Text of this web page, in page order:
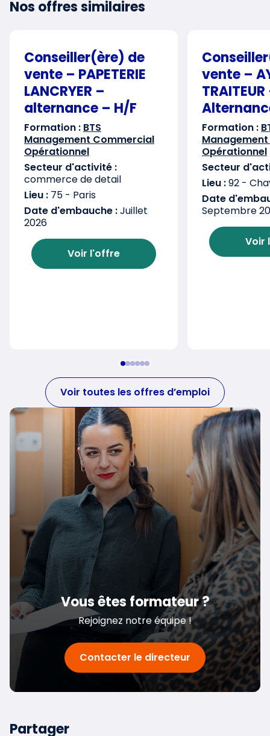
Nos offres similaires
Conseiller(ère) de
vente – PAPETERIE
LANCRYER –
alternance – H/F
Formation : BTS
Management Commercial
Opérationnel
Secteur d'activité :
commerce de detail
Lieu : 75 - Paris
Date d'embauche :Juillet
2026
Voir l'offre
vente –
Formation :
Opérationnel
Secteur
Lieu :92 -
Date
Septembre
Voir
Voir toutes les offres d’emploi
Vous êtes formateur ?
Rejoignez notre équipe !
Contacter le directeur
Partager